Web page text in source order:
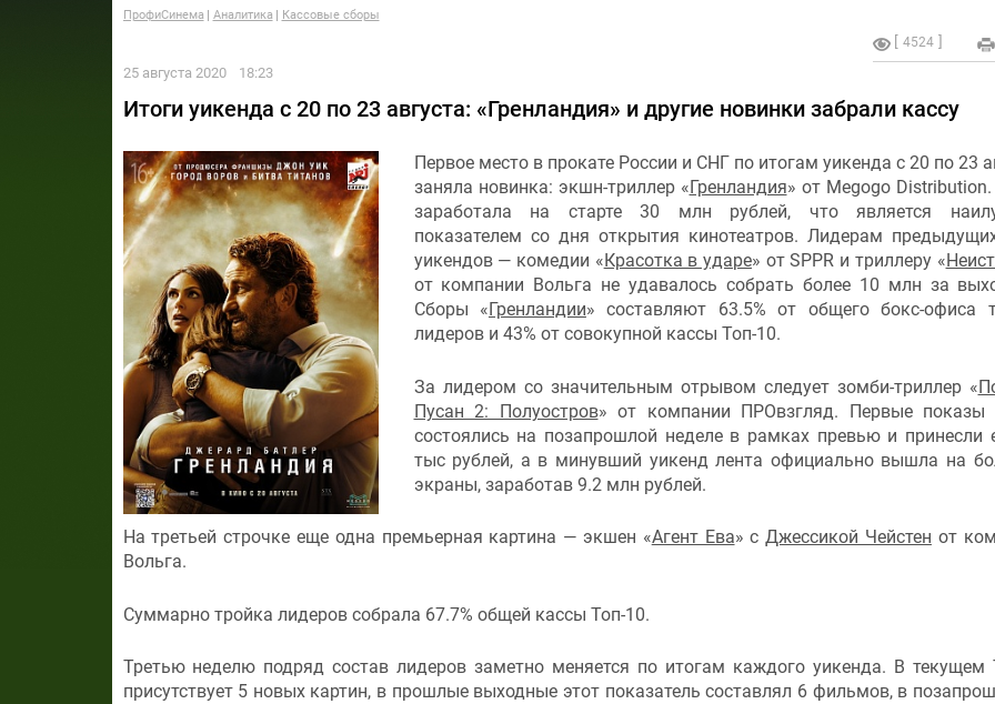
ПрофиСинема Аналитика Кассовые сборы
4524
25 августа 2020 18:23
Итоги уикенда с 20 по 23 августа: «‎Гренландия» и другие новинки забрали кассу
Первое место в прокате России и СНГ по итогам уикенда с 20 по 23
заняла новинка: экшн-триллер «Гренландия» от Megogo
заработала на старте 30 млн рублей, что является
показателем со дня открытия кинотеатров. Лидерам
уикендов — комедии «Красотка в ударе» от SPPR и триллеру «
от компании Вольга не удавалось собрать более 10 млн за
Сборы «Гренландии» составляют 63.5% от общего бокс-офиса
лидеров и 43% от совокупной кассы Топ-10.
За лидером со значительным отрывом следует зомби-триллер «
Пусан 2: Полуостров» от компании ПРОвзгляд. Первые показы
состоялись на позапрошлой неделе в рамках превью и принесли
тыс рублей, а в минувший уикенд лента официально вышла на
экраны, заработав 9.2 млн рублей.
На третьей строчке еще одна премьерная картина — экшен «Агент Ева» сДжессикой Чейстен от
Вольга.
Суммарно тройка лидеров собрала 67.7% общей кассы Топ-10.
Третью неделю подряд состав лидеров заметно меняется по итогам каждого уикенда. В текущем
присутствует 5 новых картин, в прошлые выходные этот показатель составлял 6 фильмов, в